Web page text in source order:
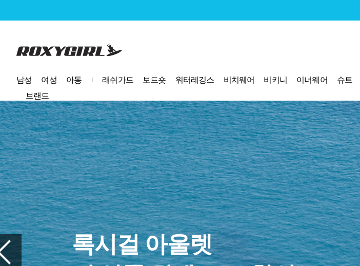
로고
남성 여성 아동 래쉬가드 보드숏 워터레깅스 비치웨어 비키니 이너웨어 슈트
브랜드
록시걸 아울렛